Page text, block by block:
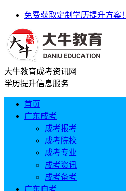
免费获取定制学历提升方案！
大牛教育成考资讯网
学历提升信息服务
首页
广东成考
成考报考
成考院校
成考专业
成考资讯
成考备考
广东自考